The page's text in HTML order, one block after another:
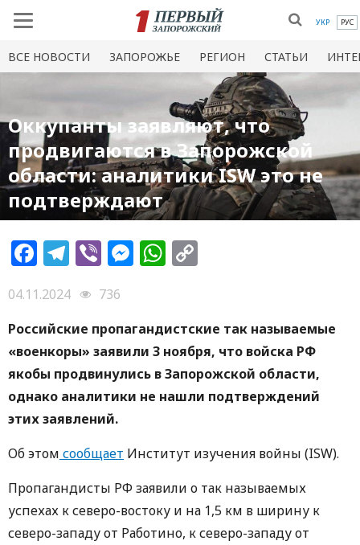
УКР РУС
ВСЕ НОВОСТИ ЗАПОРОЖЬЕ РЕГИОН СТАТЬИ
Оккупанты заявляют, что
продвигаются в Запорожской
области: аналитики ISW это не
подтверждают
Facebook
Telegram
ViberMessenger
WhatsApp
04.11.2024
736
Российские пропагандистские так называемые
«военкоры» заявили 3 ноября, что войска РФ
якобы продвинулись в Запорожской области,
однако аналитики не нашли подтверждений
этих заявлений.
Об этом сообщает Институт изучения войны (ISW).
Пропагандисты РФ заявили о так называемых
успехах к северо-востоку и на 1,5 км в ширину к
северо-западу от Работино, к северо-западу от